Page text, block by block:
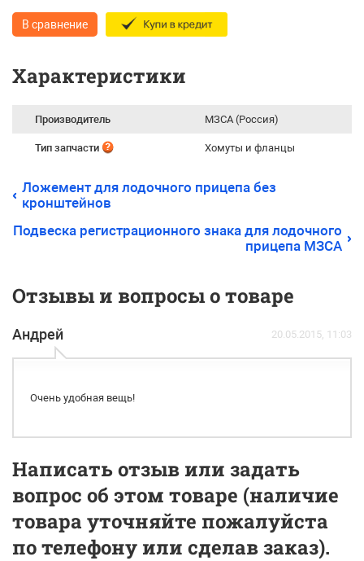
В сравнение
Характеристики
Производитель МЗСА (Россия)
Тип запчасти Хомуты и фланцы
Ложемент для лодочного прицепа без
кронштейнов
Подвеска регистрационного знака для лодочного
прицепа МЗСА
Отзывы и вопросы о товаре
Андрей 20.05.2015, 11:03
Очень удобная вещь!
Написать отзыв или задать
вопрос об этом товаре (наличие
товара уточняйте пожалуйста
по телефону или сделав заказ).